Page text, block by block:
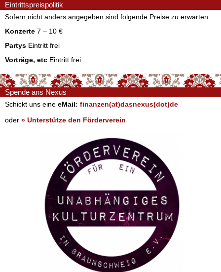
Eintrittspreispolitik
Sofern nicht anders angegeben sind folgende Preise zu erwarten:
Konzerte 7 – 10 €
Partys Eintritt frei
Vorträge, etc Eintritt frei
Spende ans Nexus
Schickt uns eine eMail: finanzen(at)dasnexus(dot)de
oder » Unterstütze den Förderverein